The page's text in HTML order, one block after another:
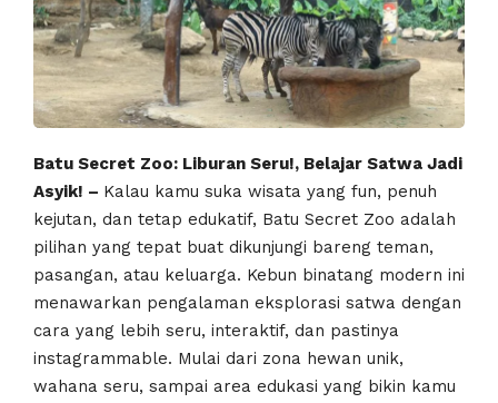
Batu Secret Zoo: Liburan Seru!, Belajar Satwa Jadi
Asyik! – Kalau kamu suka wisata yang fun, penuh
kejutan, dan tetap edukatif, Batu Secret Zoo adalah
pilihan yang tepat buat dikunjungi bareng teman,
pasangan, atau keluarga. Kebun binatang modern ini
menawarkan pengalaman eksplorasi satwa dengan
cara yang lebih seru, interaktif, dan pastinya
instagrammable. Mulai dari zona hewan unik,
wahana seru, sampai area edukasi yang bikin kamu